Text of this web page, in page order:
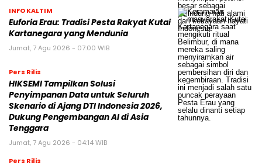
INFO KALTIM
Euforia Erau: Tradisi Pesta Rakyat Kutai
Kartanegara yang Mendunia
Jumat, 7 Agu 2026 - 07:00 WIB
Pers Rilis
HIKSEMI Tampilkan Solusi
Penyimpanan Data untuk Seluruh
Skenario di Ajang DTI Indonesia 2026,
Dukung Pengembangan AI di Asia
Tenggara
Jumat, 7 Agu 2026 - 04:14 WIB
Pers Rilis